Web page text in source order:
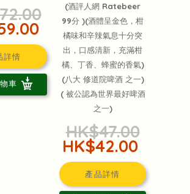
詳情
車
(酒評人網 Ratebeer
99分 )(酒體呈金色，柑
橘味和辛辣氣息十分突
出，口感清新，充滿柑
橘、丁香、蜂蜜的香氣)
(八大 修道院啤酒 之一)
( 被公認為世界最好啤酒
之一)
HK$47.00
HK$42.00
產品詳情